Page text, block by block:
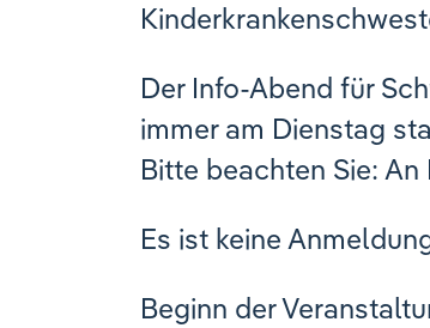
Der Info-Abend für
immer am Dienstag
Bitte beachten Sie:
Es ist keine
Beginn der